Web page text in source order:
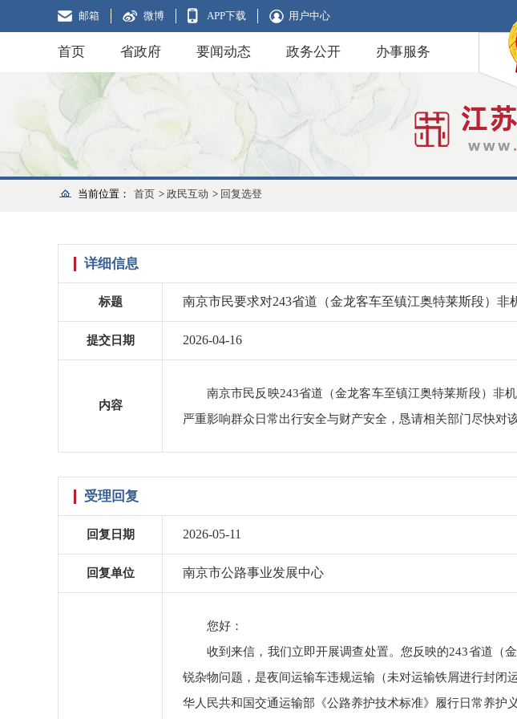
邮箱 微博 APP下载 用户中心
首页 省政府 要闻动态 政务公开 办事服务
当前位置： 首页 > 政民互动 > 回复选登
详细信息
标题 南京市民要求对243省道（金龙客车至镇江奥特莱斯段）非
提交日期 2026-04-16
内容
南京市民反映243省道（金龙客车至镇江奥特莱斯段）非
严重影响群众日常出行安全与财产安全，恳请相关部门尽快对
受理回复
回复日期 2026-05-11
回复单位 南京市公路事业发展中心
您好：
收到来信，我们立即开展调查处置。您反映的243省道（
锐杂物问题，是夜间运输车违规运输（未对运输铁屑进行封闭
华人民共和国交通运输部《公路养护技术标准》履行日常养